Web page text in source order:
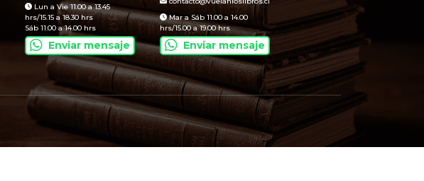
Lun a Vie 11.00 a 13.45
hrs/15.15 a 18.30 hrs
Sáb 11.00 a 14.00 hrs
Enviar mensaje
Mar a Sáb 11.00 a 14.00
hrs/15.00 a 19.00 hrs
Enviar mensaje